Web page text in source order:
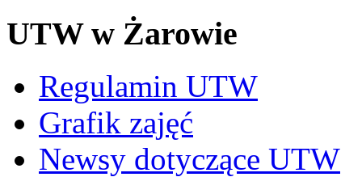
UTW w Żarowie
Regulamin UTW
Grafik zajęć
Newsy dotyczące UTW